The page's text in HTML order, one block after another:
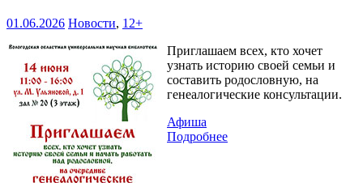
01.06.2026 Новости, 12+
Приглашаем всех, кто хочет
узнать историю своей семьи и
составить родословную, на
генеалогические консультации.
Афиша
Подробнее